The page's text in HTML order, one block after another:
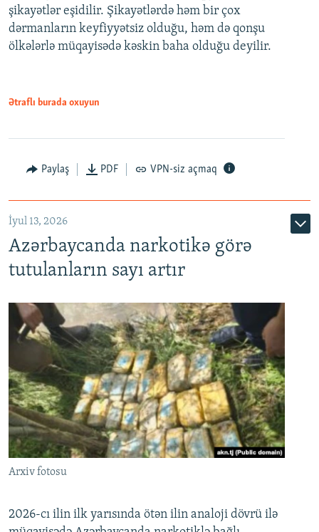
şikayətlər eşidilir. Şikayətlərdə həm bir çox
dərmanların keyfiyyətsiz olduğu, həm də qonşu
ölkələrlə müqayisədə kəskin baha olduğu deyilir.
Ətraflı burada oxuyun
Paylaş PDF VPN-siz açmaq
İyul 13, 2026
Azərbaycanda narkotikə görə
tutulanların sayı artır
Arxiv fotosu
2026-cı ilin ilk yarısında ötən ilin analoji dövrü ilə